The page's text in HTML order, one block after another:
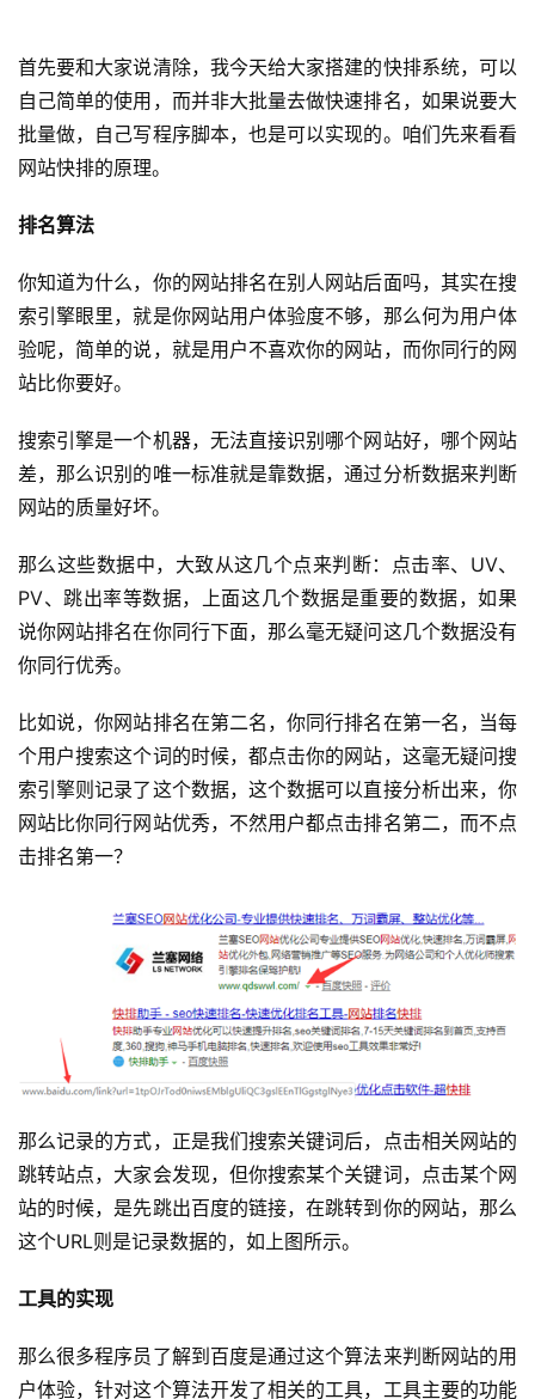
首先要和大家说清除，我今天给大家搭建的快排系统，可以
自己简单的使用，而并非大批量去做快速排名，如果说要大
批量做，自己写程序脚本，也是可以实现的。咱们先来看看
网站快排的原理。
排名算法
你知道为什么，你的网站排名在别人网站后面吗，其实在搜
索引擎眼里，就是你网站用户体验度不够，那么何为用户体
验呢，简单的说，就是用户不喜欢你的网站，而你同行的网
站比你要好。
搜索引擎是一个机器，无法直接识别哪个网站好，哪个网站
差，那么识别的唯一标准就是靠数据，通过分析数据来判断
网站的质量好坏。
那么这些数据中，大致从这几个点来判断：点击率、UV、
PV、跳出率等数据，上面这几个数据是重要的数据，如果
说你网站排名在你同行下面，那么毫无疑问这几个数据没有
你同行优秀。
比如说，你网站排名在第二名，你同行排名在第一名，当每
个用户搜索这个词的时候，都点击你的网站，这毫无疑问搜
索引擎则记录了这个数据，这个数据可以直接分析出来，你
网站比你同行网站优秀，不然用户都点击排名第二，而不点
击排名第一？
那么记录的方式，正是我们搜索关键词后，点击相关网站的
跳转站点，大家会发现，但你搜索某个关键词，点击某个网
站的时候，是先跳出百度的链接，在跳转到你的网站，那么
这个URL则是记录数据的，如上图所示。
工具的实现
那么很多程序员了解到百度是通过这个算法来判断网站的用
户体验，针对这个算法开发了相关的工具，工具主要的功能